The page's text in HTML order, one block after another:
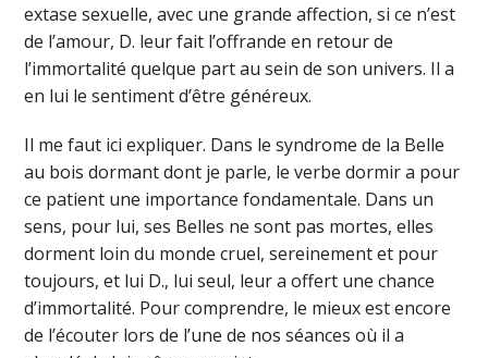
extase sexuelle, avec une grande affection, si ce n’est
de l’amour, D. leur fait l’offrande en retour de
l’immortalité quelque part au sein de son univers. Il a
en lui le sentiment d’être généreux.
Il me faut ici expliquer. Dans le syndrome de la Belle
au bois dormant dont je parle, le verbe dormir a pour
ce patient une importance fondamentale. Dans un
sens, pour lui, ses Belles ne sont pas mortes, elles
dorment loin du monde cruel, sereinement et pour
toujours, et lui D., lui seul, leur a offert une chance
d’immortalité. Pour comprendre, le mieux est encore
de l’écouter lors de l’une de nos séances où il a